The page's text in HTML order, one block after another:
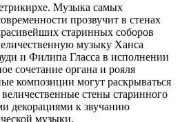
Музыка самых
прозвучит в стенах
старинных соборов
музыку Ханса
и Филипа Гласса в исполнении
сочетание органа и рояля
композиции могут раскрываться
стены старинного
декорациями к звучанию
музыки.